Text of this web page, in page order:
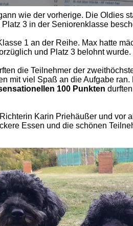
wie der vorherige. Die Oldies
3 in der Seniorenklasse
1 an der Reihe. Max hatte
und Platz 3 belohnt wurde.
die Teilnehmer der
mit viel Spaß an die Aufgabe
100 Punkten
Karin Priehäußer und vor
Essen und die schönen